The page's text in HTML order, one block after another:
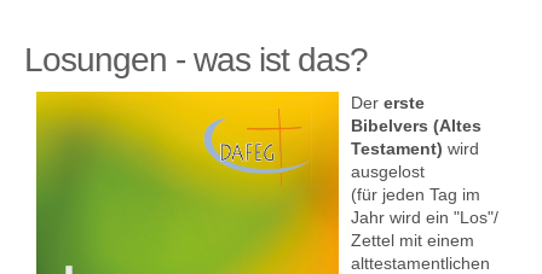
Mitarbeit
Losungen - was ist das?
Der erste
Bibelvers (Altes
Testament) wird
ausgelost
(für jeden Tag im
Jahr wird ein "Los"/
Zettel mit einem
alttestamentlichen